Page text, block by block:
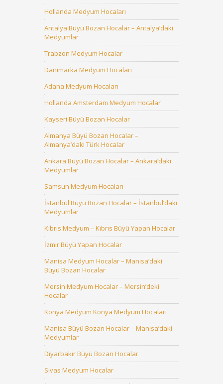
Hollanda Medyum Hocaları
Antalya Büyü Bozan Hocalar – Antalya’daki
Medyumlar
Trabzon Medyum Hocalar
Danimarka Medyum Hocaları
Adana Medyum Hocaları
Hollanda Amsterdam Medyum Hocalar
Kayseri Büyü Bozan Hocalar
Almanya Büyü Bozan Hocalar –
Almanya’daki Türk Hocalar
Ankara Büyü Bozan Hocalar – Ankara’daki
Medyumlar
Samsun Medyum Hocaları
İstanbul Büyü Bozan Hocalar – İstanbul’daki
Medyumlar
Kıbrıs Medyum – Kıbrıs Büyü Yapan Hocalar
İzmir Büyü Yapan Hocalar
Manisa Medyum Hocalar – Manisa’daki
Büyü Bozan Hocalar
Mersin Medyum Hocalar – Mersin’deki
Hocalar
Konya Medyum Konya Medyum Hocaları
Manisa Büyü Bozan Hocalar – Manisa’daki
Medyumlar
Diyarbakır Büyü Bozan Hocalar
Sivas Medyum Hocalar